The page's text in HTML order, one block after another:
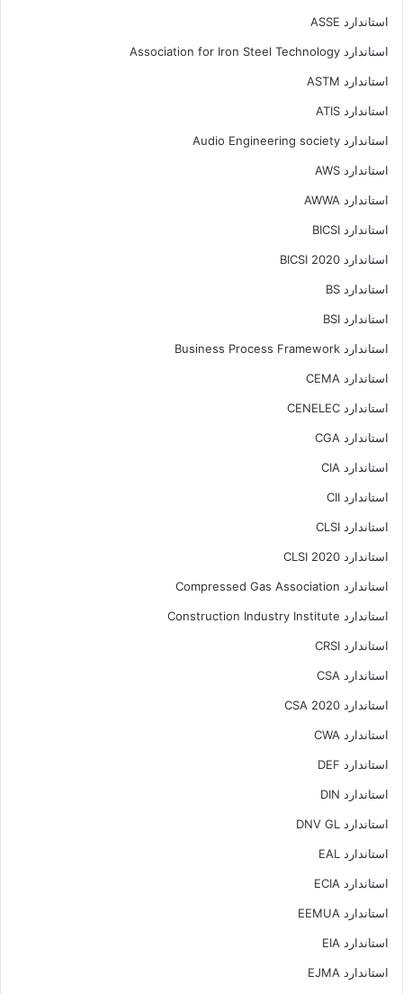
استاندارد ASSE
استاندارد Association for Iron Steel Technology
استاندارد ASTM
استاندارد ATIS
استاندارد Audio Engineering society
استاندارد AWS
استاندارد AWWA
استاندارد BICSI
استاندارد BICSI 2020
استاندارد BS
استاندارد BSI
استاندارد Business Process Framework
استاندارد CEMA
استاندارد CENELEC
استاندارد CGA
استاندارد CIA
استاندارد CII
استاندارد CLSI
استاندارد CLSI 2020
استاندارد Compressed Gas Association
استاندارد Construction Industry Institute
استاندارد CRSI
استاندارد CSA
استاندارد CSA 2020
استاندارد CWA
استاندارد DEF
استاندارد DIN
استاندارد DNV GL
استاندارد EAL
استاندارد ECIA
استاندارد EEMUA
استاندارد EIA
استاندارد EJMA